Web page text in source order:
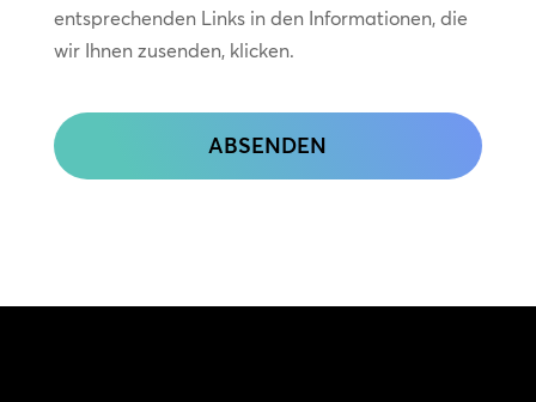
entsprechenden Links in den Informationen, die
wir Ihnen zusenden, klicken.